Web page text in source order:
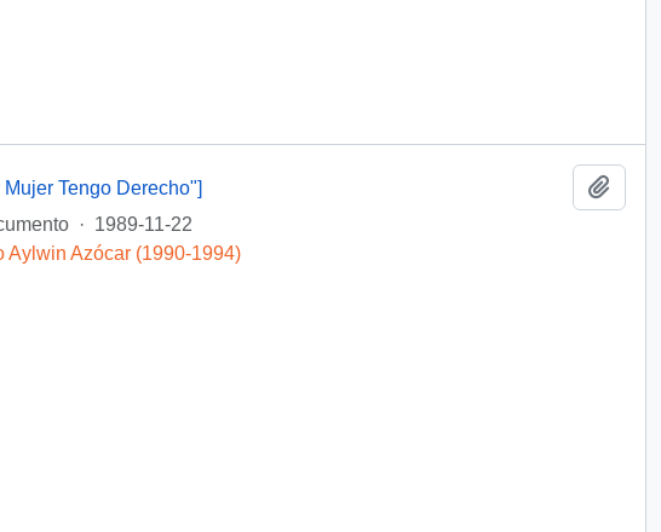
Tengo Derecho"]
· 1989-11-22
Aylwin Azócar (1990-1994)